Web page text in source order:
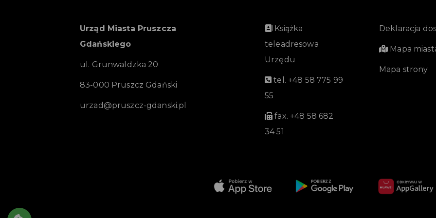
Urząd Miasta Pruszcza
Gdańskiego
ul. Grunwaldzka 20
83-000 Pruszcz Gdański
urzad@pruszcz-gdanski.pl
Książka
teleadresowa
Urzędu
tel. +48 58 775 99
55
fax. +48 58 682
34 51
Deklaracja
Mapa
Mapa strony